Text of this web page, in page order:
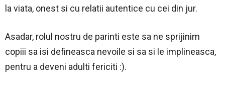
la viata, onest si cu relatii autentice cu cei din jur.
Asadar, rolul nostru de parinti este sa ne sprijinim
copiii sa isi defineasca nevoile si sa si le implineasca,
pentru a deveni adulti fericiti :).